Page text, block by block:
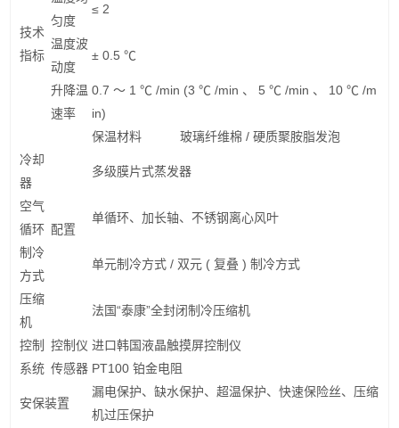
技术
指标
匀度
≤ 2
温度波
动度
± 0.5 ℃
升降温
速率
0.7 ～ 1 ℃ /min (3 ℃ /min 、 5 ℃ /min 、 10 ℃ /m
in)
配置
保温材料
玻璃纤维棉 / 硬质聚胺脂发泡
冷却
器
多级膜片式蒸发器
空气
循环
单循环、加长轴、不锈钢离心风叶
制冷
方式
单元制冷方式 / 双元 ( 复叠 ) 制冷方式
压缩
机
法国“泰康”全封闭制冷压缩机
控制
系统
控制仪 进口韩国液晶触摸屏控制仪
传感器 PT100 铂金电阻
安保装置
漏电保护、缺水保护、超温保护、快速保险丝、压缩
机过压保护